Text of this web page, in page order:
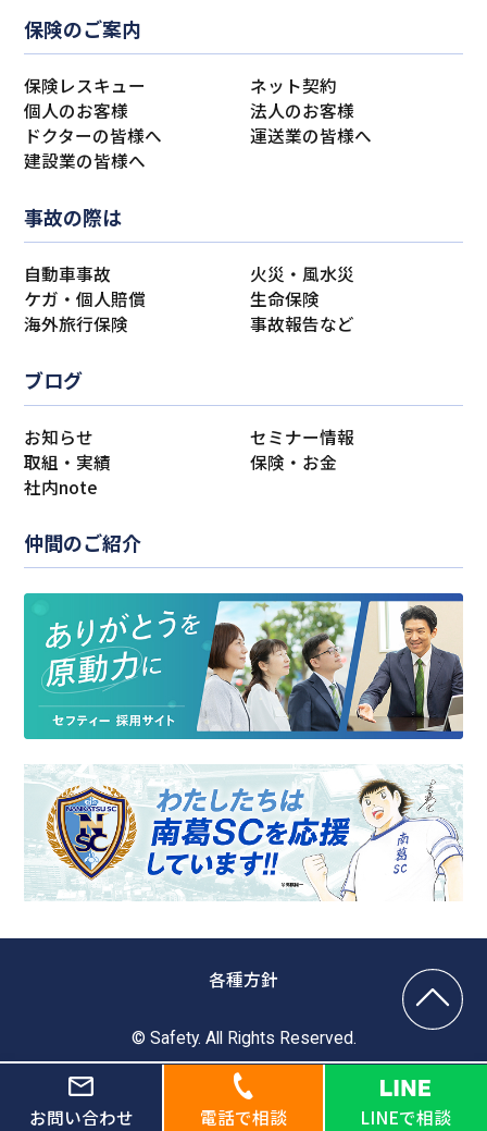
お問い合わせ 電話で相談 LINEで相談
保険のご案内
保険レスキュー
ネット契約
個人のお客様
法人のお客様
ドクターの皆様へ
運送業の皆様へ
建設業の皆様へ
事故の際は
自動車事故
火災・風水災
ケガ・個人賠償
生命保険
海外旅行保険
事故報告など
ブログ
お知らせ
セミナー情報
取組・実績
保険・お金
社内note
仲間のご紹介
各種方針
© Safety. All Rights Reserved.